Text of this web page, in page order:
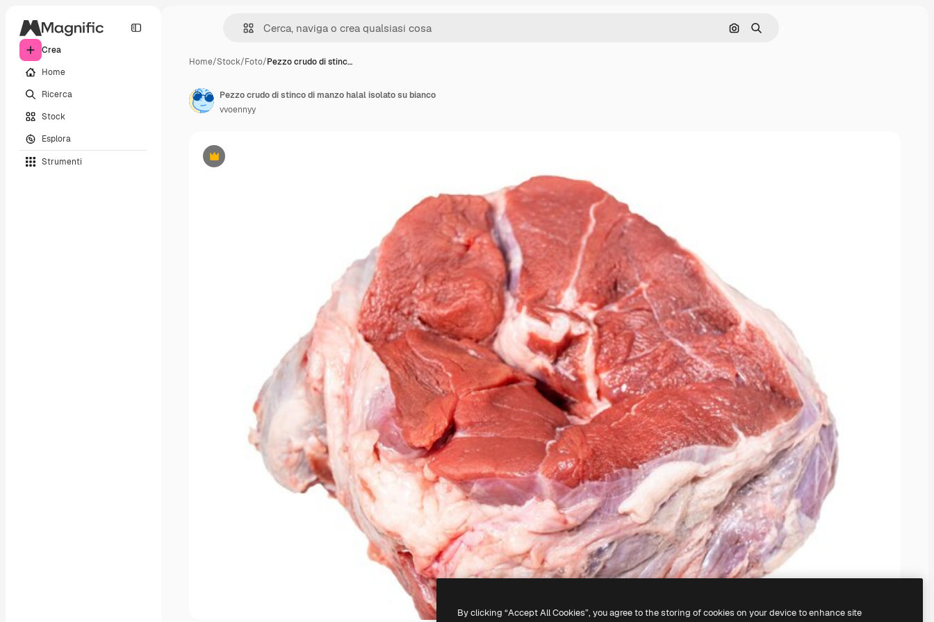
Crea
Home
Ricerca
Stock
Esplora
Strumenti
Cerca per immagine
Ricerca
Home/Stock/Foto/Pezzo crudo di stinc…
Premium
Pezzo crudo di stinco di manzo halal isolato su bianco
vvoennyy
By clicking “Accept All Cookies”, you agree to the storing of cookies on your device to enhance site